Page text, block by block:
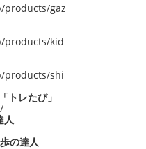
products/gaz
products/kid
products/shi
トレたび」
人
の達人